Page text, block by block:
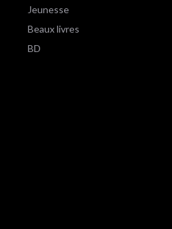
Jeunesse
Beaux livres
BD